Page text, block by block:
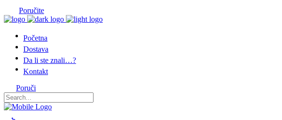
Poručite
Početna
Dostava
Da li ste znali…?
Kontakt
Poruči